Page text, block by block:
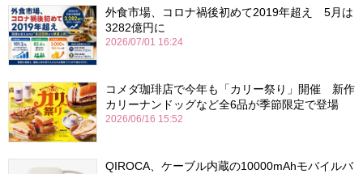
外食市場、コロナ禍後初めて2019年超え 5月は
3282億円に
2026/07/01 16:24
コメダ珈琲店で今年も「カリー祭り」開催 新作
カリーナンドッグなど全6品が季節限定で登場
2026/06/16 15:52
QIROCA、ケーブル内蔵の10000mAhモバイルバ